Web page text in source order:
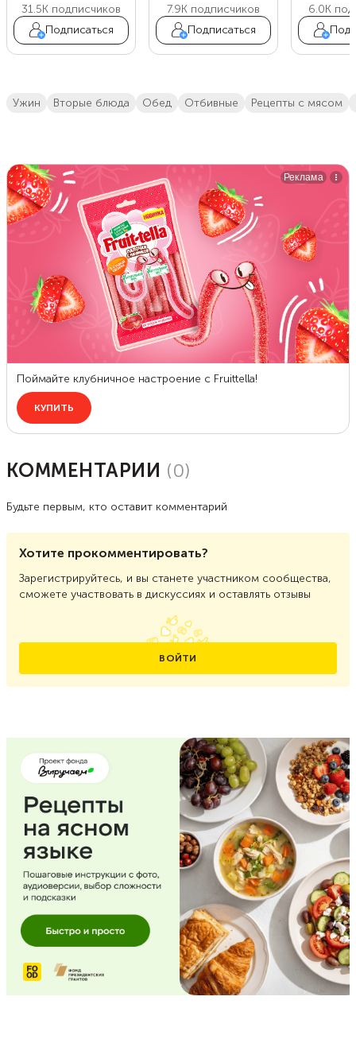
31.5K подписчиков
Подписаться
7.9K подписчиков
Подписаться
6.0K
ужин вторые блюда обед отбивные Рецепты с мясом
КОММЕНТАРИИ (0)
Будьте первым, кто оставит комментарий
Хотите прокомментировать?
Зарегистрируйтесь, и вы станете участником сообщества,
сможете участвовать в дискуссиях и оставлять отзывы
ВОЙТИ